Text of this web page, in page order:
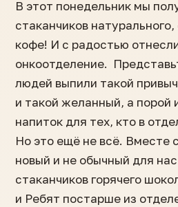
В этот понедельник мы
стаканчиков
кофе! И с радостью
онкоотделение.
людей выпили такой
и такой желанный, а порой
напиток для тех, кто в
Но это ещё не всё. Вместе
новый и не обычный для нас
стаканчиков горячего
и Ребят постарше из